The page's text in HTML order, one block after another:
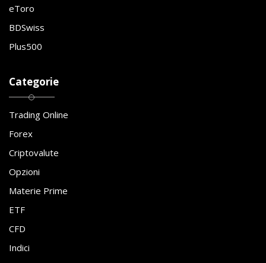
eToro
BDSwiss
Plus500
Categorie
Trading Online
Forex
Criptovalute
Opzioni
Materie Prime
ETF
CFD
Indici